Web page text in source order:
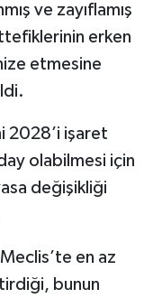
ve zayıflamış
erken
etmesine
2028’i işaret
olabilmesi için
değişikliği
en az
bunun